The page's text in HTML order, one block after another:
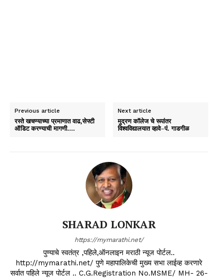
Previous article
रस्ते खचण्याच्या प्रमाणात वाढ,सेफ्टी
ऑडिट करण्याची मागणी….
Next article
मुद्रण कॉलेज चे रूपांतर
विश्वविद्यालयात व्हावे–पं. गाडगीळ
SHARAD LONKAR
https://mymarathi.net/
पुण्याचे स्वतंत्र ,पहिले,ऑनलाइन मराठी न्यूज पोर्टल..
http://mymarathi.net/ पुणे महापालिकेची मुख्य सभा लाईव्ह करणारे
सर्वात पहिले न्यूज पोर्टल .. C.G.Registration No.MSME/ MH- 26-